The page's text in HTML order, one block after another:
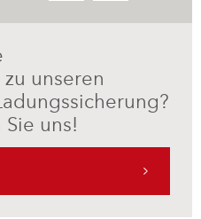
unseren
uns!